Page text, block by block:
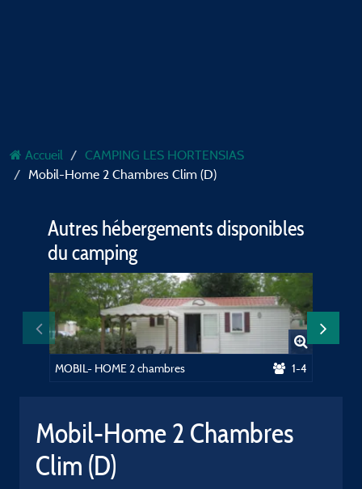
Accueil
CAMPING LES HORTENSIAS
Mobil-Home 2 Chambres Clim (D)
Autres hébergements disponibles
du camping
MOBIL- HOME 2 chambres 1-4
Mobil-Home 2 Chambres
Clim (D)